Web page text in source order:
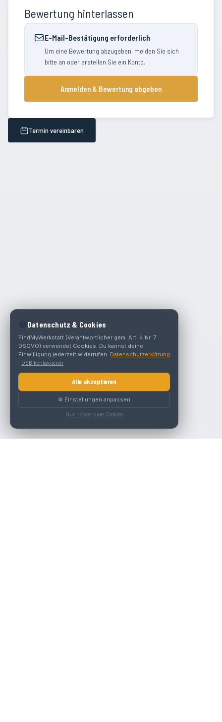
Bewertung hinterlassen
E-Mail-Bestätigung erforderlich
Um eine Bewertung abzugeben, melden Sie sich
bitte an oder erstellen Sie ein Konto.
Anmelden & Bewertung abgeben
Termin vereinbaren
🍪 Datenschutz & Cookies
FindMyWerkstatt (Verantwortlicher gem. Art. 4 Nr. 7
DSGVO) verwendet Cookies. Du kannst deine
Einwilligung jederzeit widerrufen. Datenschutzerklärung
· DSB kontaktieren
Alle akzeptieren
⚙️ Einstellungen anpassen
Nur notwendige Cookies